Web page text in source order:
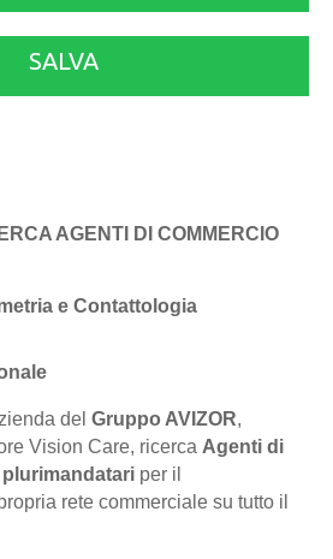
SALVA
AGENTI DI COMMERCIO
e Contattologia
del Gruppo AVIZOR,
Vision Care, ricerca Agenti di
per il
rete commerciale su tutto il